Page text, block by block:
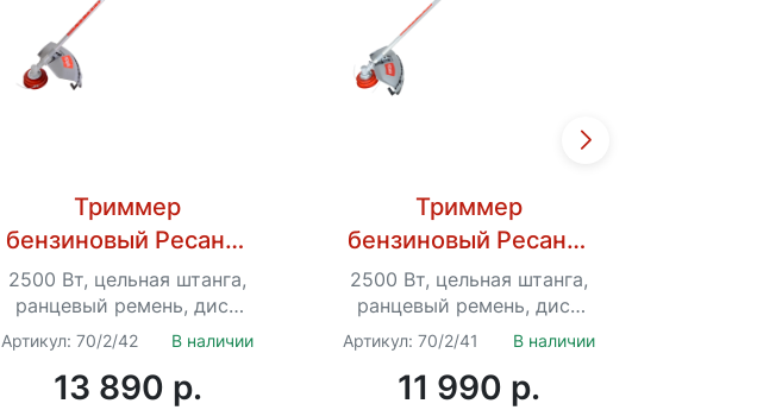
Триммер
бензиновый Ресанта
БТР-2500П ПРОФ
2500 Вт, цельная штанга,
ранцевый ремень, диск
40 ТР, катушка «Easy
Load», очки в
комплекте,...
Артикул: 70/2/42 В наличии
13 890 p.
Триммер
бензиновый Ресанта
БТР-2500П
2500 Вт, цельная штанга,
ранцевый ремень, диск
40 ТР, катушка «Easy
Load», очки в комплекте
Артикул: 70/2/41 В наличии
11 990 p.